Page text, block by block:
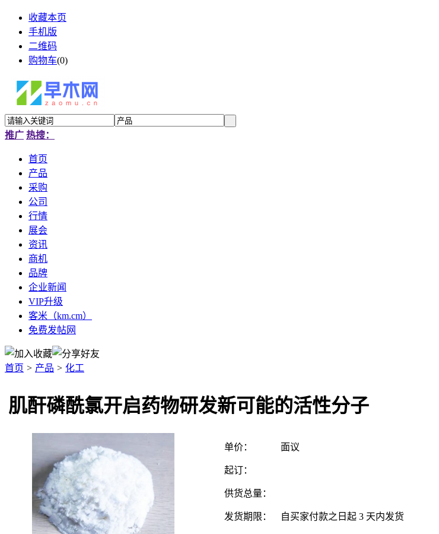
收藏本页
手机版
二维码
购物车(0)
推广 热搜：
首页
产品
采购
公司
行情
展会
资讯
商机
品牌
企业新闻
VIP升级
客米（km.cm）
免费发帖网
首页 > 产品 > 化工
肌酐磷酰氯开启药物研发新可能的活性分子
单价： 面议
起订：
供货总量：
发货期限： 自买家付款之日起 3 天内发货